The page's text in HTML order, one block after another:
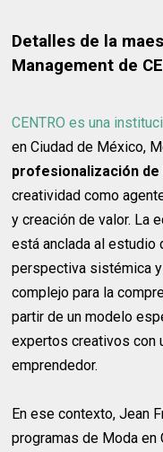
Detalles de la
Management de
CENTRO es una
en Ciudad de México,
profesionalización
creatividad como
y creación de valor. La
está anclada al estudio
perspectiva sistémica
complejo para la
partir de un modelo
expertos creativos con
emprendedor.
En ese contexto, Jean
programas de Moda en